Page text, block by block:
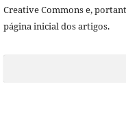
Creative Commons e,
página inicial dos artigos.